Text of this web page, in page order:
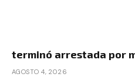
terminó arrestada por
AGOSTO 4, 2026